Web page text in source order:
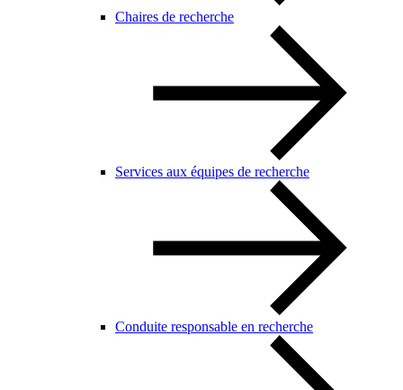
Chaires de recherche
Services aux équipes de recherche
Conduite responsable en recherche